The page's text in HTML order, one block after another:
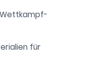
Wettkampf-
für